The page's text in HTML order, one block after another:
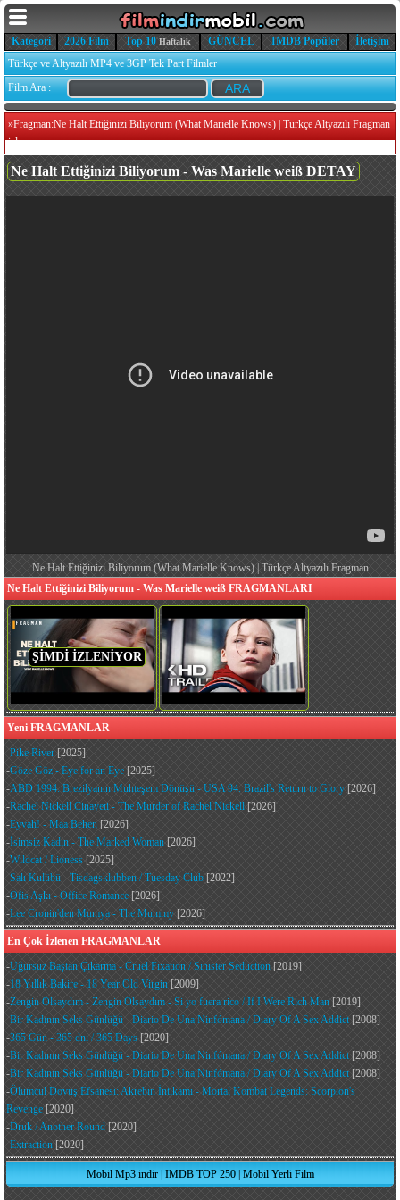
Kategori 2026 Film Top 10 Haftalık GÜNCEL IMDB Popüler
İletişim
Türkçe ve Altyazılı MP4 ve 3GP Tek Part Filmler
Film Ara :
»Fragman:Ne Halt Ettiğinizi Biliyorum (What Marielle Knows) | Türkçe Altyazılı Fragman
izle
Ne Halt Ettiğinizi Biliyorum - Was Marielle weiß DETAY
Ne Halt Ettiğinizi Biliyorum (What Marielle Knows) | Türkçe Altyazılı Fragman
Ne Halt Ettiğinizi Biliyorum - Was Marielle weiß FRAGMANLARI
ŞİMDİ İZLENİYOR
Yeni FRAGMANLAR
-Pike River [2025]
-Göze Göz - Eye for an Eye [2025]
-ABD 1994: Brezilyanın Muhteşem Dönüşü - USA 94: Brazil's Return to Glory [2026]
-Rachel Nickell Cinayeti - The Murder of Rachel Nickell [2026]
-Eyvah! - Maa Behen [2026]
-İsimsiz Kadın - The Marked Woman [2026]
-Wildcat / Lioness [2025]
-Salı Kulübü - Tisdagsklubben / Tuesday Club [2022]
-Ofis Aşkı - Office Romance [2026]
-Lee Cronin'den Mumya - The Mummy [2026]
En Çok İzlenen FRAGMANLAR
-Uğursuz Baştan Çıkarma - Cruel Fixation / Sinister Seduction [2019]
-18 Yıllık Bakire - 18 Year Old Virgin [2009]
-Zengin Olsaydım - Zengin Olsaydım - Si yo fuera rico / If I Were Rich Man [2019]
-Bir Kadının Seks Günlüğü - Diario De Una Ninfómana / Diary Of A Sex Addict[2008]
-365 Gün - 365 dni / 365 Days [2020]
-Bir Kadının Seks Günlüğü - Diario De Una Ninfómana / Diary Of A Sex Addict[2008]
-Bir Kadının Seks Günlüğü - Diario De Una Ninfómana / Diary Of A Sex Addict[2008]
-Ölümcül Dövüş Efsanesi: Akrebin İntikamı - Mortal Kombat Legends: Scorpion's
Revenge [2020]
-Druk / Another Round [2020]
-Extraction [2020]
Mobil Mp3 indir| IMDB TOP 250| Mobil Yerli Film